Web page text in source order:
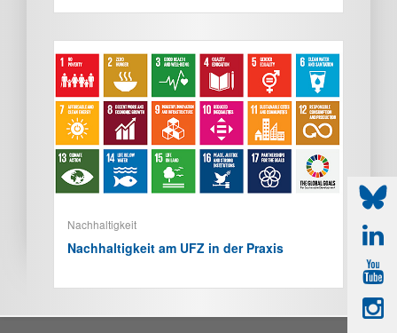
Nachhaltigkeit
Nachhaltigkeit am UFZ in der Praxis